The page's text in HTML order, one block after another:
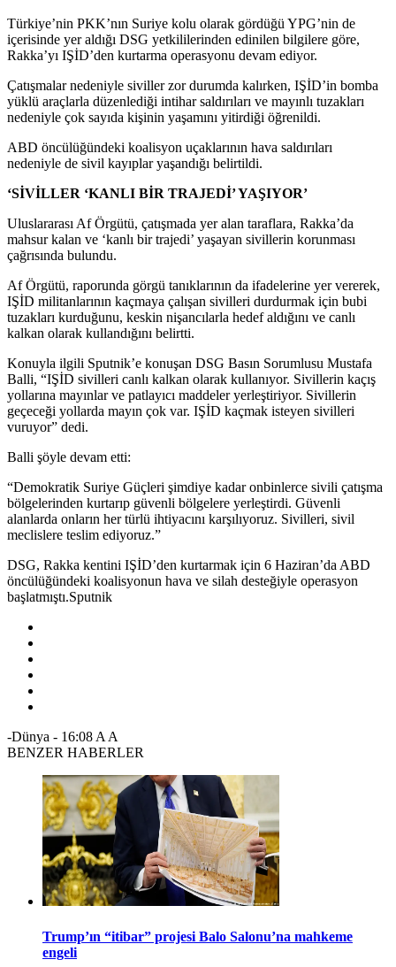
Türkiye’nin PKK’nın Suriye kolu olarak gördüğü YPG’nin de
içerisinde yer aldığı DSG yetkililerinden edinilen bilgilere göre,
Rakka’yı IŞİD’den kurtarma operasyonu devam ediyor.
Çatışmalar nedeniyle siviller zor durumda kalırken, IŞİD’in bomba
yüklü araçlarla düzenlediği intihar saldırıları ve mayınlı tuzakları
nedeniyle çok sayıda kişinin yaşamını yitirdiği öğrenildi.
ABD öncülüğündeki koalisyon uçaklarının hava saldırıları
nedeniyle de sivil kayıplar yaşandığı belirtildi.
‘SİVİLLER ‘KANLI BİR TRAJEDİ’ YAŞIYOR’
Uluslararası Af Örgütü, çatışmada yer alan taraflara, Rakka’da
mahsur kalan ve ‘kanlı bir trajedi’ yaşayan sivillerin korunması
çağrısında bulundu.
Af Örgütü, raporunda görgü tanıklarının da ifadelerine yer vererek,
IŞİD militanlarının kaçmaya çalışan sivilleri durdurmak için bubi
tuzakları kurduğunu, keskin nişancılarla hedef aldığını ve canlı
kalkan olarak kullandığını belirtti.
Konuyla ilgili Sputnik’e konuşan DSG Basın Sorumlusu Mustafa
Balli, “IŞİD sivilleri canlı kalkan olarak kullanıyor. Sivillerin kaçış
yollarına mayınlar ve patlayıcı maddeler yerleştiriyor. Sivillerin
geçeceği yollarda mayın çok var. IŞİD kaçmak isteyen sivilleri
vuruyor” dedi.
Balli şöyle devam etti:
“Demokratik Suriye Güçleri şimdiye kadar onbinlerce sivili çatışma
bölgelerinden kurtarıp güvenli bölgelere yerleştirdi. Güvenli
alanlarda onların her türlü ihtiyacını karşılıyoruz. Sivilleri, sivil
meclislere teslim ediyoruz.”
DSG, Rakka kentini IŞİD’den kurtarmak için 6 Haziran’da ABD
öncülüğündeki koalisyonun hava ve silah desteğiyle operasyon
başlatmıştı.Sputnik
-Dünya - 16:08 A A
BENZER HABERLER
Trump’ın “itibar” projesi Balo Salonu’na mahkeme
engeli